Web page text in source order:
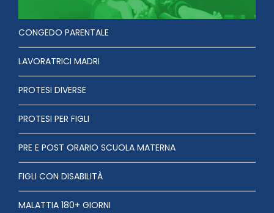
CONGEDO PARENTALE
LAVORATRICI MADRI
PROTESI DIVERSE
PROTESI PER FIGLI
PRE E POST ORARIO SCUOLA MATERNA
FIGLI CON DISABILITÀ
MALATTIA 180+ GIORNI